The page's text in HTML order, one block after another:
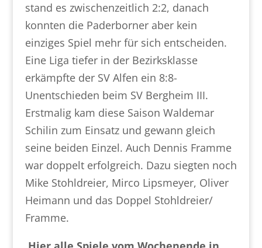
stand es zwischenzeitlich 2:2, danach
konnten die Paderborner aber kein
einziges Spiel mehr für sich entscheiden.
Eine Liga tiefer in der Bezirksklasse
erkämpfte der SV Alfen ein 8:8-
Unentschieden beim SV Bergheim III.
Erstmalig kam diese Saison Waldemar
Schilin zum Einsatz und gewann gleich
seine beiden Einzel. Auch Dennis Framme
war doppelt erfolgreich. Dazu siegten noch
Mike Stohldreier, Mirco Lipsmeyer, Oliver
Heimann und das Doppel Stohldreier/
Framme.